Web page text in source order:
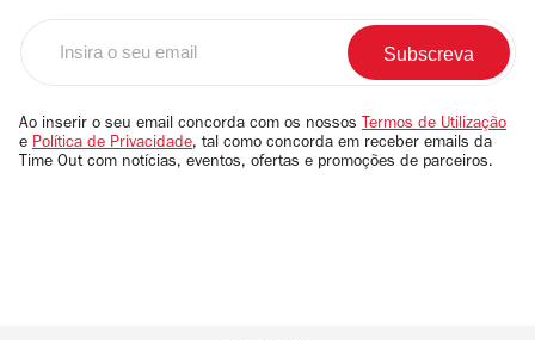
email
Ao inserir o seu email concorda com os nossos Termos de Utilização
e Política de Privacidade, tal como concorda em receber emails da
Time Out com notícias, eventos, ofertas e promoções de parceiros.